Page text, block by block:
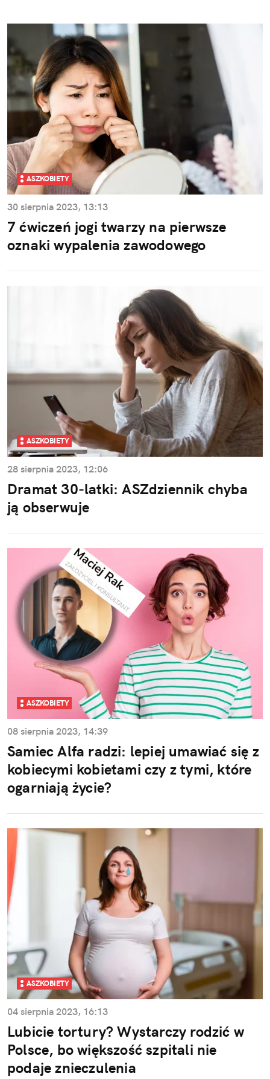
ASZKOBIETY
30 sierpnia 2023, 13:13
7 ćwiczeń jogi twarzy na pierwsze
oznaki wypalenia zawodowego
ASZKOBIETY
28 sierpnia 2023, 12:06
Dramat 30-latki: ASZdziennik chyba
ją obserwuje
ASZKOBIETY
08 sierpnia 2023, 14:39
Samiec Alfa radzi: lepiej umawiać się z
kobiecymi kobietami czy z tymi, które
ogarniają życie?
ASZKOBIETY
04 sierpnia 2023, 16:13
Lubicie tortury? Wystarczy rodzić w
Polsce, bo większość szpitali nie
podaje znieczulenia